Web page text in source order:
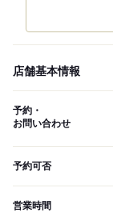
店舗基本情報
予約・
お問い合わせ
予約可否
営業時間